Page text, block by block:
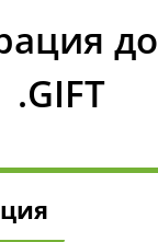
.GIFT